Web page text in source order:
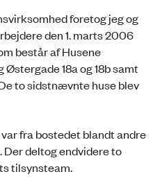
foretog jeg og
den 1. marts 2006
består af Husene
18a og 18b samt
to sidstnævnte huse blev
fra bostedet blandt andre
Der deltog endvidere to
tilsynsteam.